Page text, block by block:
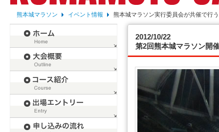
熊本城マラソン イベント情報 熊本城マラソン実行委員会が共催で行
2012/10/22
第2回熊本城マラソン開